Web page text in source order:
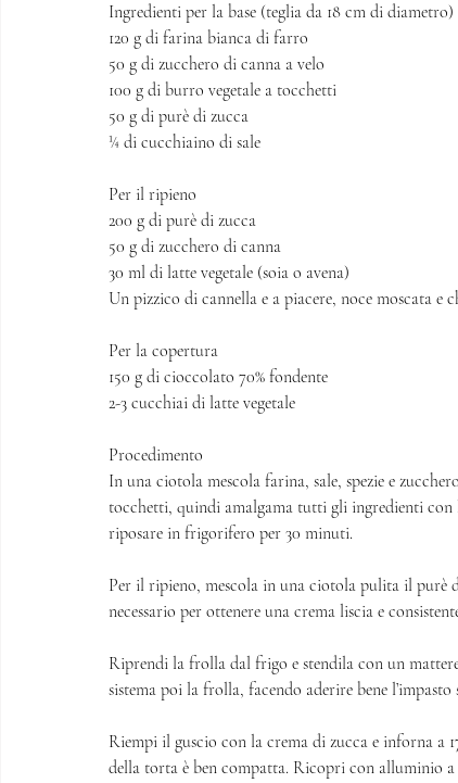
Ingredienti per la base (teglia da 18 cm di diametro)
120 g di farina bianca di farro
50 g di zucchero di canna a velo
100 g di burro vegetale a tocchetti
50 g di purè di zucca
¼ di cucchiaino di sale
Per il ripieno
200 g di purè di zucca
50 g di zucchero di canna
30 ml di latte vegetale (soia o avena)
Un pizzico di cannella e a piacere, noce moscata e
Per la copertura
150 g di cioccolato 70% fondente
2-3 cucchiai di latte vegetale
Procedimento
In una ciotola mescola farina, sale, spezie e
tocchetti, quindi amalgama tutti gli ingredienti
riposare in frigorifero per 30 minuti.
Per il ripieno, mescola in una ciotola pulita il purè
necessario per ottenere una crema liscia e
Riprendi la frolla dal frigo e stendila con un
sistema poi la frolla, facendo aderire bene
Riempi il guscio con la crema di zucca e inforna a
della torta è ben compatta. Ricopri con alluminio